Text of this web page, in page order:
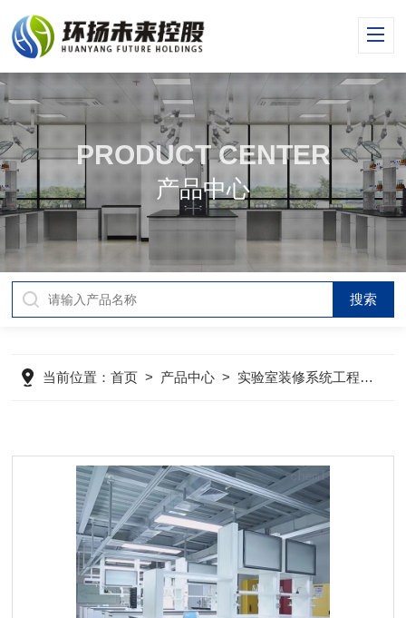
PRODUCT CENTER
产品中心
当前位置：首页 > 产品中心 > 实验室装修系统工程>